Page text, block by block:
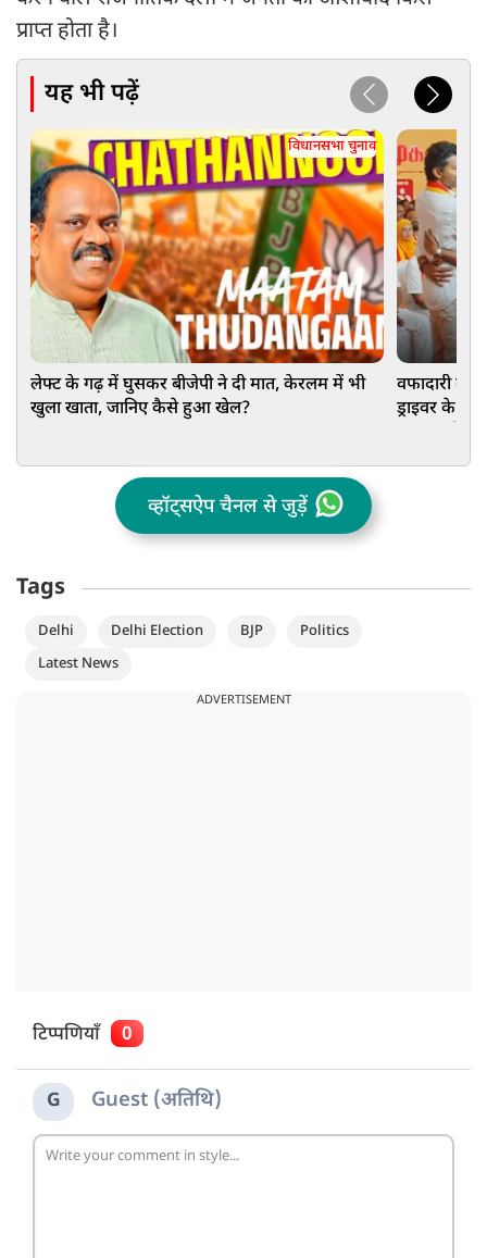
प्राप्त होता है।
यह भी पढ़ें
विधानसभा चुनाव
लेफ्ट के गढ़ में घुसकर बीजेपी ने दी मात, केरलम में भी
खुला खाता, जानिए कैसे हुआ खेल?
वफादारी का
ड्राइवर के
व्हॉट्सऐप चैनल से जुड़ें
Tags
Delhi Delhi Election BJP
Politics
Latest News
ADVERTISEMENT
टिप्पणियाँ 0
G Guest (अतिथि)